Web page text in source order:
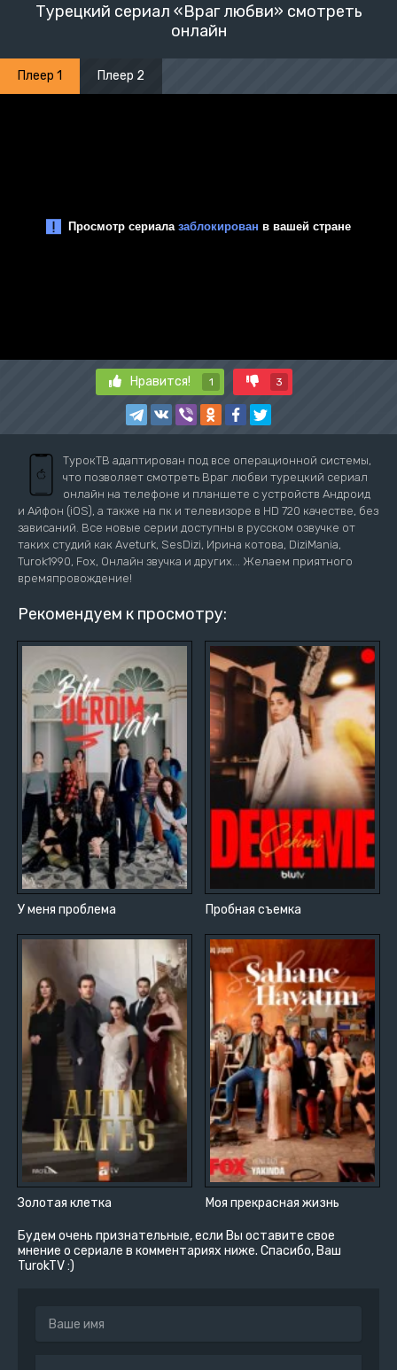
Турецкий сериал «Враг любви» смотреть
онлайн
Плеер 1 Плеер 2
Нравится! 1 3
ТурокТВ адаптирован под все операционной системы,
что позволяет смотреть Враг любви турецкий сериал
онлайн на телефоне и планшете с устройств Андроид
и Айфон (iOS), а также на пк и телевизоре в HD 720 качестве, без
зависаний. Все новые серии доступны в русском озвучке от
таких студий как Aveturk, SesDizi, Ирина котова, DiziMania,
Turok1990, Fox, Онлайн звучка и других... Желаем приятного
времяпровождение!
Рекомендуем к просмотру:
У меня проблема Пробная съемка
Золотая клетка Моя прекрасная жизнь
Будем очень признательные, если Вы оставите свое
мнение о сериале в комментариях ниже. Спасибо, Ваш
TurokTV :)